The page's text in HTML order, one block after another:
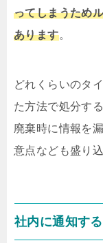
ってしまうため
あります。
どれくらいのタ
た方法で処分す
廃棄時に情報を
意点なども盛り
社内に通知する